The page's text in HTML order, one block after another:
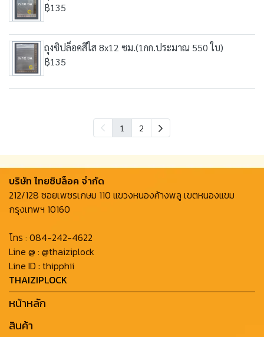
฿135
ถุงซิปล็อคสีใส 8x12 ซม.(1กก.ประมาณ 550 ใบ)
฿135
1 2
บริษัท ไทยซิปล็อค จํากัด
212/128 ซอยเพชรเกษม 110 แขวงหนองค้างพลู เขตหนองแขม
กรุงเทพฯ 10160
โทร : 084-242-4622
Line @ : @thaiziplock
Line ID : thipphii
THAIZIPLOCK
หน้าหลัก
สินค้า